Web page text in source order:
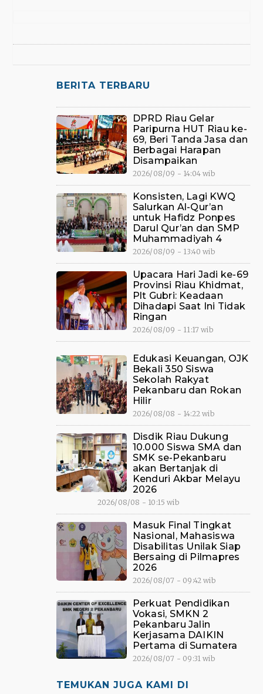
BERITA TERBARU
DPRD Riau Gelar
Paripurna HUT Riau ke-
69, Beri Tanda Jasa dan
Berbagai Harapan
Disampaikan
2026/08/09 - 14:04 wib
Konsisten, Lagi KWQ
Salurkan Al-Qur’an
untuk Hafidz Ponpes
Darul Qur’an dan SMP
Muhammadiyah 4
2026/08/09 - 13:40 wib
Upacara Hari Jadi ke-69
Provinsi Riau Khidmat,
Plt Gubri: Keadaan
Dihadapi Saat Ini Tidak
Ringan
2026/08/09 - 11:17 wib
Edukasi Keuangan, OJK
Bekali 350 Siswa
Sekolah Rakyat
Pekanbaru dan Rokan
Hilir
2026/08/08 - 14:22 wib
Disdik Riau Dukung
10.000 Siswa SMA dan
SMK se-Pekanbaru
akan Bertanjak di
Kenduri Akbar Melayu
2026
2026/08/08 - 10:15 wib
Masuk Final Tingkat
Nasional, Mahasiswa
Disabilitas Unilak Siap
Bersaing di Pilmapres
2026
2026/08/07 - 09:42 wib
Perkuat Pendidikan
Vokasi, SMKN 2
Pekanbaru Jalin
Kerjasama DAIKIN
Pertama di Sumatera
2026/08/07 - 09:31 wib
TEMUKAN JUGA KAMI DI